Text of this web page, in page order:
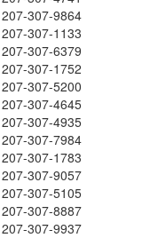
207-307-9864
207-307-1133
207-307-6379
207-307-1752
207-307-5200
207-307-4645
207-307-4935
207-307-7984
207-307-1783
207-307-9057
207-307-5105
207-307-8887
207-307-9937